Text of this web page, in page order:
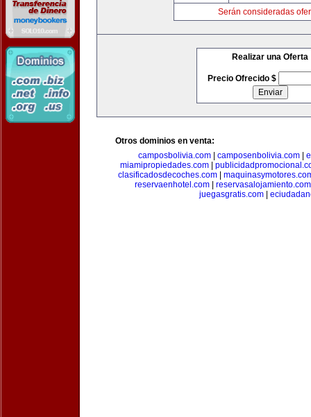
Serán consideradas
Realizar una Oferta
Precio Ofrecido $
Otros dominios en venta:
camposbolivia.com| camposenbolivia.com|
miamipropiedades.com
clasificadosdecoches.com
reservaenhotel.com| reservasalojamiento.com
juegasgratis.com|